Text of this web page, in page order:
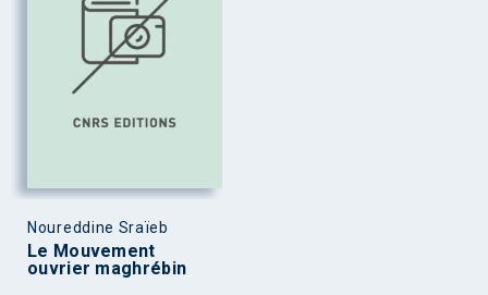
Noureddine Sraïeb
Le Mouvement
ouvrier maghrébin